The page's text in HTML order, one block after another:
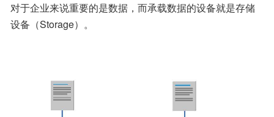
对于企业来说重要的是数据，而承载数据的设备就是存储
设备（Storage）。